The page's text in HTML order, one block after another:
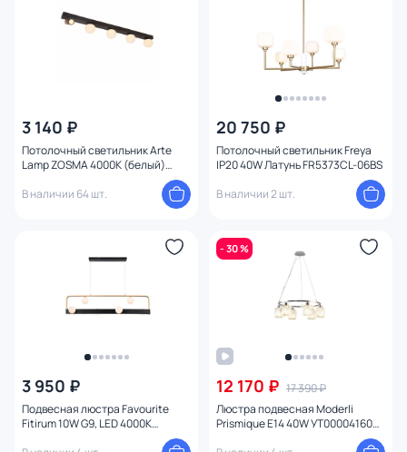
3 140 ₽
Потолочный светильник Arte
Lamp ZOSMA 4000К (белый)
В наличии 64 шт.
20 750 ₽
Потолочный светильник Freya
IP20 40W Латунь FR5373CL-06BS
В наличии 2 шт.
3 950 ₽
Подвесная люстра Favourite
Fitirum 10W G9, LED 4000К
- 30 %
12 170 ₽ 17 390 ₽
Люстра подвесная Moderli
Prismique E14 40W УТ000041602
Поверхность